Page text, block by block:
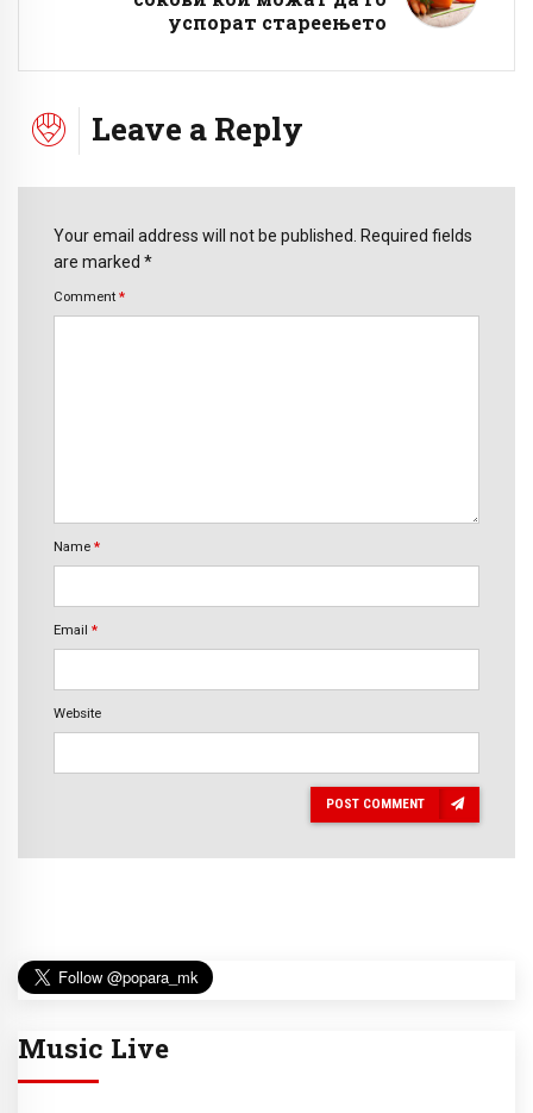
успорат стареењето
Leave a Reply
Your email address will not be published. Required fields
are marked *
Comment *
Name *
Email *
Website
POST COMMENT
Music Live